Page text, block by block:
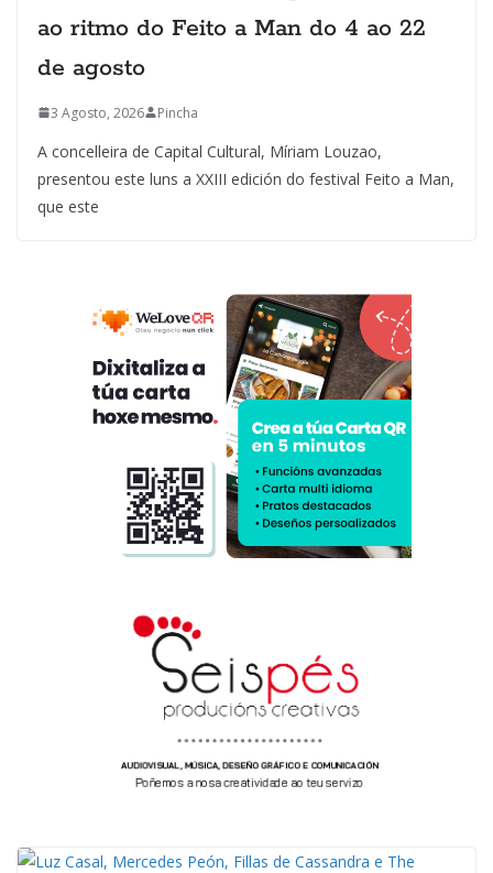
ao ritmo do Feito a Man do 4 ao 22
de agosto
3 Agosto, 2026 Pincha
A concelleira de Capital Cultural, Míriam Louzao,
presentou este luns a XXIII edición do festival Feito a Man,
que este